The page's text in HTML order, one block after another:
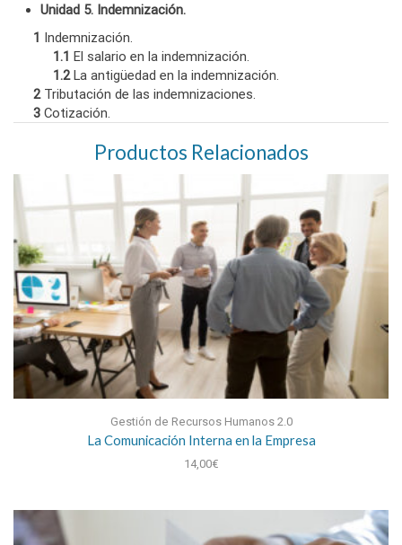
Unidad 5. Indemnización.
1 Indemnización.
1.1 El salario en la indemnización.
1.2La antigüedad en la indemnización.
2Tributación de las indemnizaciones.
3 Cotización.
Productos Relacionados
Gestión de Recursos Humanos 2.0
La Comunicación Interna en la Empresa
14,00€